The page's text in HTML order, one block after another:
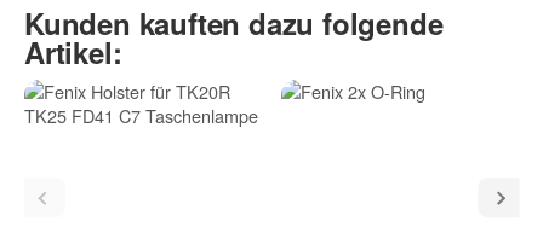
Kunden kauften dazu folgende
Artikel: